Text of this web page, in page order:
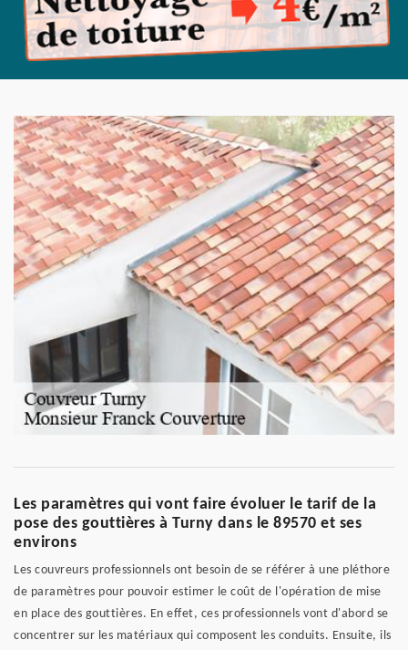
Les paramètres qui vont faire évoluer le tarif de la
pose des gouttières à Turny dans le 89570 et ses
environs
Les couvreurs professionnels ont besoin de se référer à une pléthore
de paramètres pour pouvoir estimer le coût de l'opération de mise
en place des gouttières. En effet, ces professionnels vont d'abord se
concentrer sur les matériaux qui composent les conduits. Ensuite, ils